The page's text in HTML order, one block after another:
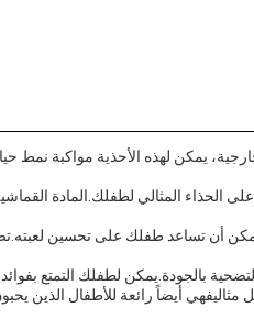
يمكن لهذه الأحذية مواكبة نمط
الحذاء المثالي لطفلك.المادة
أن تساعد طفلك على تحسين
بالجودة.يمكن لطفلك التمتع بفوائد
أيضاً رائعة للأطفال الذين